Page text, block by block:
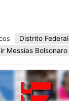
Distrito Federal
Messias Bolsonaro